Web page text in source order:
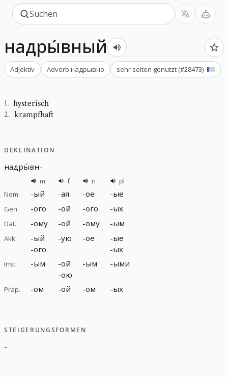
надры́вный
Adjektiv Adverb надрывно sehr selten genutzt (#28473)
1. hysterisch
2. krampfhaft
DEKLINATION
надры́вн-
m f n
pl
Nom.
-ый -ая -ое -ые
Gen. -ого -ой -ого -ых
Dat. -ому -ой -ому -ым
Akk. -ый
-ого
-ую -ое -ые
-ых
Inst. -ым -ой
-ою
-ым -ыми
Präp. -ом -ой -ом -ых
STEIGERUNGSFORMEN
-